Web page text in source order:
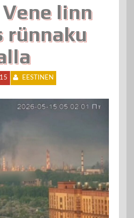
Vene linn
rünnaku
EESTINEN